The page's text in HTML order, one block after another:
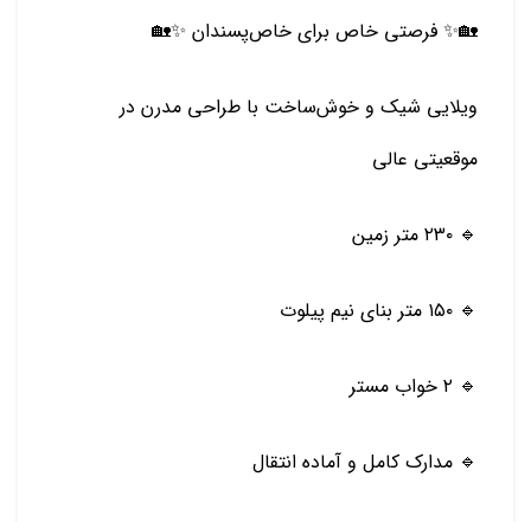
🏡✨ فرصتی خاص برای خاص‌پسندان ✨🏡
ویلایی شیک و خوش‌ساخت با طراحی مدرن در
موقعیتی عالی
🔹 ۲۳۰ متر زمین
🔹 ۱۵۰ متر بنای نیم پیلوت
🔹 ۲ خواب مستر
🔹 مدارک کامل و آماده انتقال